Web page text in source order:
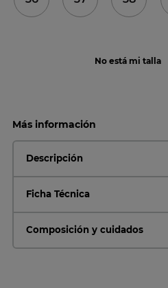
No está mi talla
Más información
Descripción
Ficha Técnica
Composición y cuidados